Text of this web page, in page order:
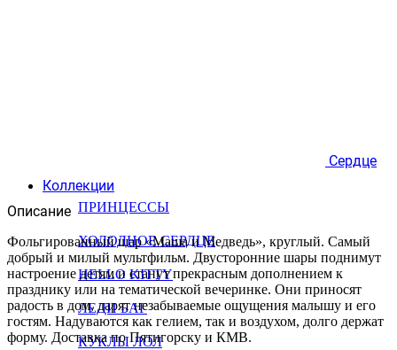
Коллекции
ПРИНЦЕССЫ
ХОЛОДНОЕ СЕРДЦЕ
HELLO KITTY
ЛЕДИ БАГ
КУКЛЫ ЛОЛ
Сердце
Описание
Фольгированный шар «Маша и Медведь», круглый. Самый
добрый и милый мультфильм. Двусторонние шары поднимут
настроение детям и станут прекрасным дополнением к
празднику или на тематической вечеринке. Они приносят
радость в дом, дарят незабываемые ощущения малышу и его
гостям. Надуваются как гелием, так и воздухом, долго держат
форму. Доставка по Пятигорску и КМВ.